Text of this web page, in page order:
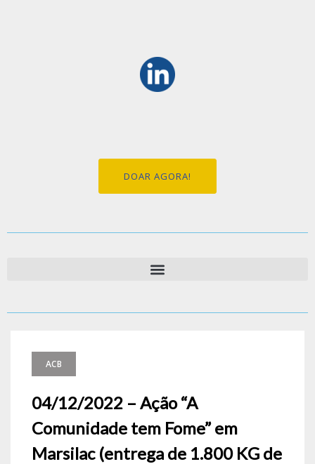
DOAR AGORA!
ACB
04/12/2022 – Ação “A
Comunidade tem Fome” em
Marsilac (entrega de 1.800 KG de